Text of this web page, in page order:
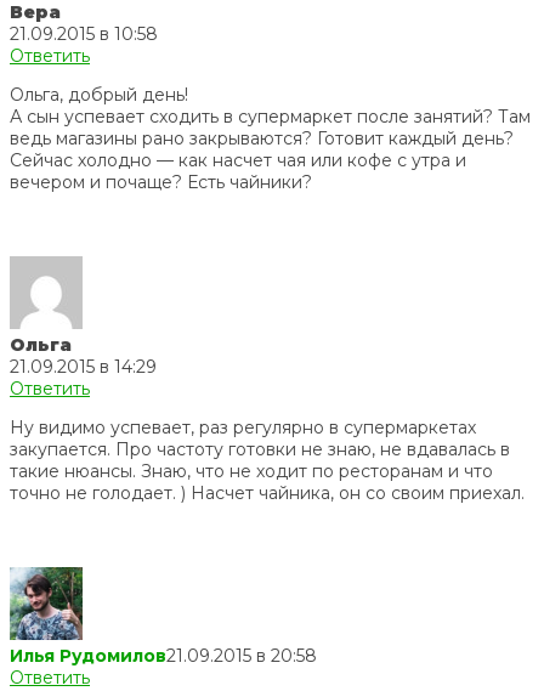
Вера
21.09.2015 в 10:58
Ответить
Ольга, добрый день!
А сын успевает сходить в супермаркет после занятий? Там
ведь магазины рано закрываются? Готовит каждый день?
Сейчас холодно — как насчет чая или кофе с утра и
вечером и почаще? Есть чайники?
Ольга
21.09.2015 в 14:29
Ответить
Ну видимо успевает, раз регулярно в супермаркетах
закупается. Про частоту готовки не знаю, не вдавалась в
такие нюансы. Знаю, что не ходит по ресторанам и что
точно не голодает. ) Насчет чайника, он со своим приехал.
Илья Рудомилов21.09.2015 в 20:58
Ответить